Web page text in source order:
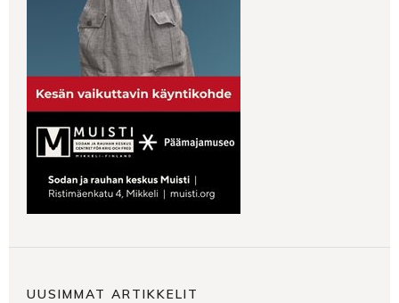
UUSIMMAT ARTIKKELIT